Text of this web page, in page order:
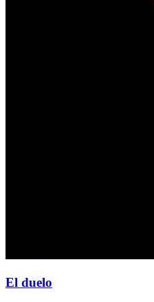
El duelo